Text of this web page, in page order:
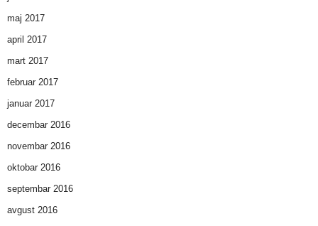
maj 2017
april 2017
mart 2017
februar 2017
januar 2017
decembar 2016
novembar 2016
oktobar 2016
septembar 2016
avgust 2016